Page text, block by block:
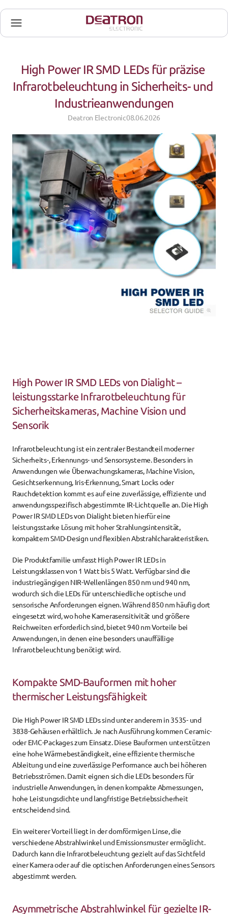
High Power IR SMD LEDs für präzise
Infrarotbeleuchtung in Sicherheits- und
Industrieanwendungen
Deatron Electronic08.06.2026
High Power IR SMD LEDs von Dialight –
leistungsstarke Infrarotbeleuchtung für
Sicherheitskameras, Machine Vision und
Sensorik
Infrarotbeleuchtung ist ein zentraler Bestandteil moderner
Sicherheits-, Erkennungs- und Sensorsysteme. Besonders in
Anwendungen wie Überwachungskameras, Machine Vision,
Gesichtserkennung, Iris-Erkennung, Smart Locks oder
Rauchdetektion kommt es auf eine zuverlässige, effiziente und
anwendungsspezifisch abgestimmte IR-Lichtquelle an. Die High
Power IR SMD LEDs von Dialight bieten hierfür eine
leistungsstarke Lösung mit hoher Strahlungsintensität,
kompaktem SMD-Design und flexiblen Abstrahlcharakteristiken.
Die Produktfamilie umfasst High Power IR LEDs in
Leistungsklassen von 1 Watt bis 5 Watt. Verfügbar sind die
industriegängigen NIR-Wellenlängen 850 nm und 940 nm,
wodurch sich die LEDs für unterschiedliche optische und
sensorische Anforderungen eignen. Während 850 nm häufig dort
eingesetzt wird, wo hohe Kamerasensitivität und größere
Reichweiten erforderlich sind, bietet 940 nm Vorteile bei
Anwendungen, in denen eine besonders unauffällige
Infrarotbeleuchtung benötigt wird.
Kompakte SMD-Bauformen mit hoher
thermischer Leistungsfähigkeit
Die High Power IR SMD LEDs sind unter anderem in 3535- und
3838-Gehäusen erhältlich. Je nach Ausführung kommen Ceramic-
oder EMC-Packages zum Einsatz. Diese Bauformen unterstützen
eine hohe Wärmebeständigkeit, eine effiziente thermische
Ableitung und eine zuverlässige Performance auch bei höheren
Betriebsströmen. Damit eignen sich die LEDs besonders für
industrielle Anwendungen, in denen kompakte Abmessungen,
hohe Leistungsdichte und langfristige Betriebssicherheit
entscheidend sind.
Ein weiterer Vorteil liegt in der domförmigen Linse, die
verschiedene Abstrahlwinkel und Emissionsmuster ermöglicht.
Dadurch kann die Infrarotbeleuchtung gezielt auf das Sichtfeld
einer Kamera oder auf die optischen Anforderungen eines Sensors
abgestimmt werden.
Asymmetrische Abstrahlwinkel für gezielte IR-